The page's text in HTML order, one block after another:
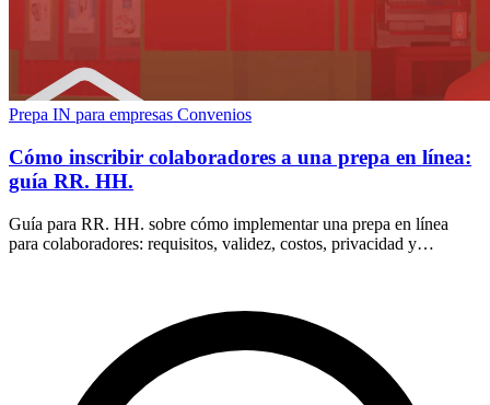
Prepa IN para empresas Convenios
Cómo inscribir colaboradores a una prepa en línea:
guía RR. HH.
Guía para RR. HH. sobre cómo implementar una prepa en línea
para colaboradores: requisitos, validez, costos, privacidad y